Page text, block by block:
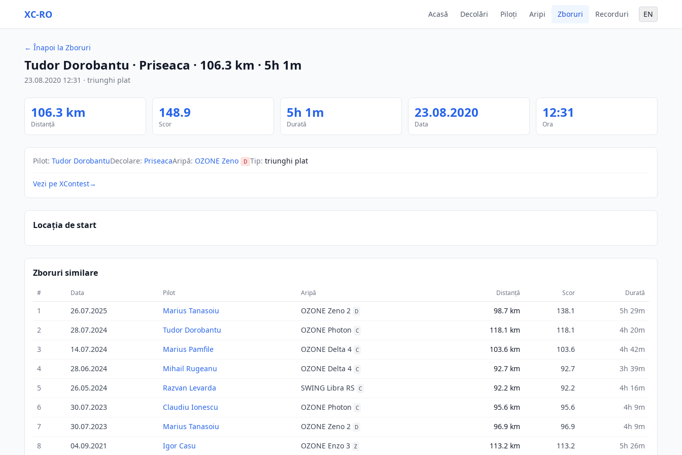
XC-RO Acasă Decolări Piloți Aripi Zboruri Recorduri EN
← Înapoi la Zboruri
Tudor Dorobantu · Priseaca · 106.3 km · 5h 1m
23.08.2020 12:31 · triunghi plat
106.3 km
Distanță
148.9
Scor
5h 1m
Durată
23.08.2020
Data
12:31
Ora
Pilot: Tudor DorobantuDecolare: PriseacaAripă: OZONE Zeno D Tip: triunghi plat
Vezi pe XContest→
Locația de start
Zboruri similare
# Data Pilot Aripă Distanță Scor Durată
1 26.07.2025 Marius Tanasoiu OZONE Zeno 2 D 98.7 km 138.1
5h 29m
2
28.07.2024 Tudor Dorobantu OZONE Photon C 118.1 km 118.1
4h 20m
3
14.07.2024 Marius Pamfile OZONE Delta 4 C 103.6 km 103.6
4h 42m
4
28.06.2024 Mihail Rugeanu OZONE Delta 4 C 92.7 km 92.7
3h 39m
5
26.05.2024 Razvan Levarda SWING Libra RS C 92.2 km 92.2
4h 16m
6
30.07.2023 Claudiu Ionescu OZONE Photon C 95.6 km 95.6
4h 9m
7
30.07.2023 Marius Tanasoiu OZONE Zeno 2 D 96.9 km 96.9
4h 9m
8
04.09.2021 Igor Casu OZONE Enzo 3 Z 113.2 km 113.2 5h 26m